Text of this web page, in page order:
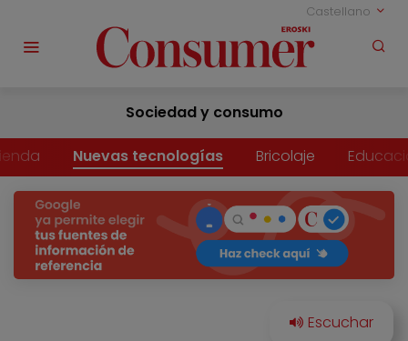
Castellano
Sociedad y consumo
Nuevas tecnologías Bricolaje